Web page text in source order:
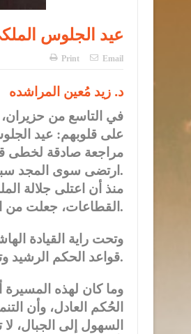
عيد الجلوس الملكي الـ26 .. وفاء شعب
Print Email
د. زيد مُعين المراشده
في التاسع من حزيران،
على قلوبهم: عيد
مراجعة صادقة لخطى
ارتضى سوى المجد سبيلاً.
القطاعات، جعلت من الدولة الأردنية أنموذجاً في الثبات والتقدم.
وتحت راية القيادة
قواعد الحكم الرشيد وتوسع دوائر المشاركة وتعزز مكانة المواطن محوراً للتنمية وغايتها.
وما كان لهذه المسيرة
الحُكم العادل، وأن
السهول إلى الجبال،